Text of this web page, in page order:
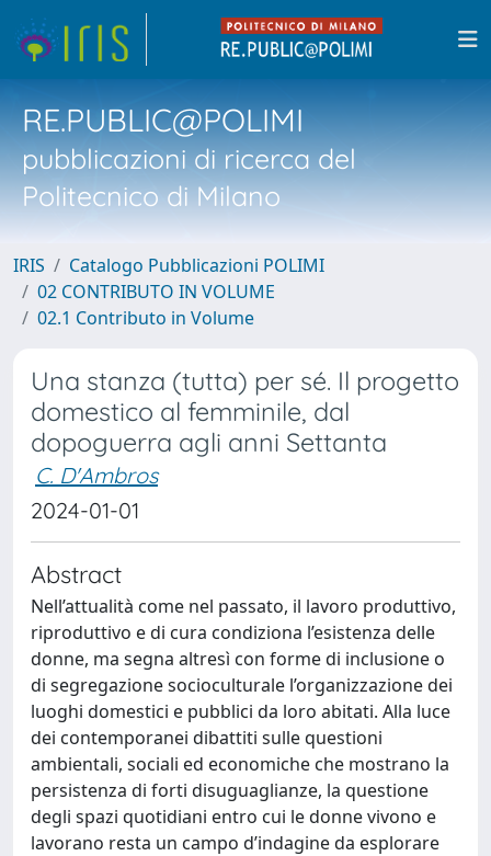
RE.PUBLIC@POLIMI
pubblicazioni di ricerca del
Politecnico di Milano
IRIS
Catalogo Pubblicazioni POLIMI
02 CONTRIBUTO IN VOLUME
02.1 Contributo in Volume
Una stanza (tutta) per sé. Il progetto
domestico al femminile, dal
dopoguerra agli anni Settanta
C. D'Ambros
2024-01-01
Abstract
Nell’attualità come nel passato, il lavoro produttivo,
riproduttivo e di cura condiziona l’esistenza delle
donne, ma segna altresì con forme di inclusione o
di segregazione socioculturale l’organizzazione dei
luoghi domestici e pubblici da loro abitati. Alla luce
dei contemporanei dibattiti sulle questioni
ambientali, sociali ed economiche che mostrano la
persistenza di forti disuguaglianze, la questione
degli spazi quotidiani entro cui le donne vivono e
lavorano resta un campo d’indagine da esplorare